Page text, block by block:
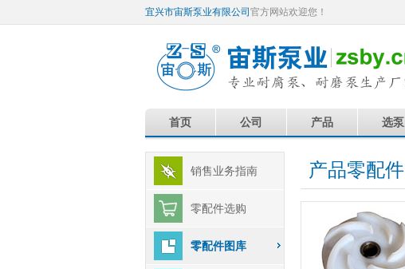
宜兴市宙斯泵业有限公司 官方网站欢迎您！
首页 公司 产品 选泵
销售业务指南
零配件选购
零配件图库
产品零配件